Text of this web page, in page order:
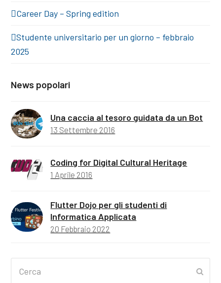
Career Day – Spring edition
Studente universitario per un giorno – febbraio
2025
News popolari
Una caccia al tesoro guidata da un Bot
13 Settembre 2016
Coding for Digital Cultural Heritage
1 Aprile 2016
Flutter Dojo per gli studenti di
Informatica Applicata
20 Febbraio 2022